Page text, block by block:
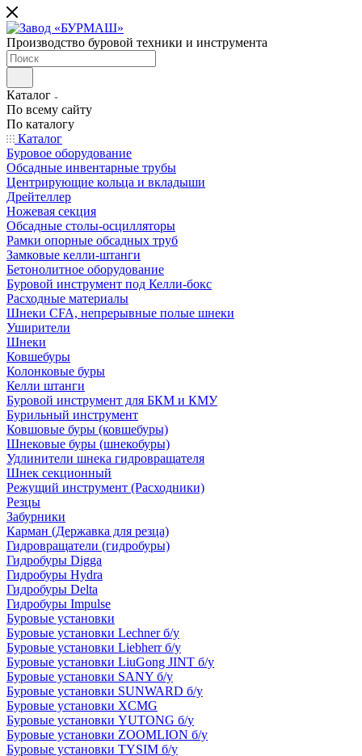
Производство буровой техники и инструмента
Каталог
По всему сайту
По каталогу
Каталог
Буровое оборудование
Обсадные инвентарные трубы
Центрирующие кольца и вкладыши
Дрейтеллер
Ножевая секция
Обсадные столы-осцилляторы
Рамки опорные обсадных труб
Замковые келли-штанги
Бетонолитное оборудование
Буровой инструмент под Келли-бокс
Расходные материалы
Шнеки CFA, непрерывные полые шнеки
Уширители
Шнеки
Ковшебуры
Колонковые буры
Келли штанги
Буровой инструмент для БКМ и КМУ
Бурильный инструмент
Ковшовые буры (ковшебуры)
Шнековые буры (шнекобуры)
Удлинители шнека гидровращателя
Шнек секционный
Режущий инструмент (Расходники)
Резцы
Забурники
Карман (Державка для резца)
Гидровращатели (гидробуры)
Гидробуры Digga
Гидробуры Hydra
Гидробуры Delta
Гидробуры Impulse
Буровые установки
Буровые установки Lechner б/у
Буровые установки Liebherr б/у
Буровые установки LiuGong JINT б/у
Буровые установки SANY б/у
Буровые установки SUNWARD б/у
Буровые установки XCMG
Буровые установки YUTONG б/у
Буровые установки ZOOMLION б/у
Буровые установки TYSIM б/у